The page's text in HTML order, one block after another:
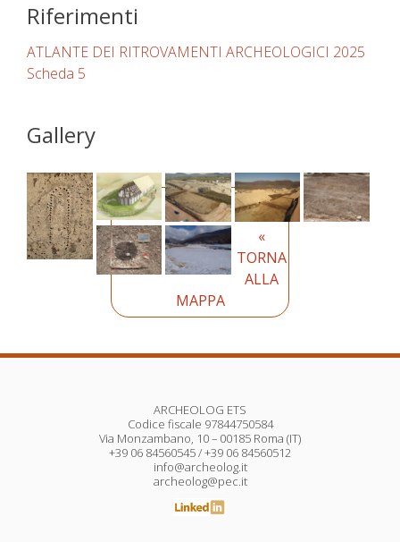
Riferimenti
ATLANTE DEI RITROVAMENTI ARCHEOLOGICI 2025
Scheda 5
Gallery
«
TORNA
ALLA
MAPPA
ARCHEOLOG ETS
Codice fiscale 97844750584
Via Monzambano, 10 – 00185 Roma (IT)
+39 06 84560545 / +39 06 84560512
info@archeolog.it
archeolog@pec.it